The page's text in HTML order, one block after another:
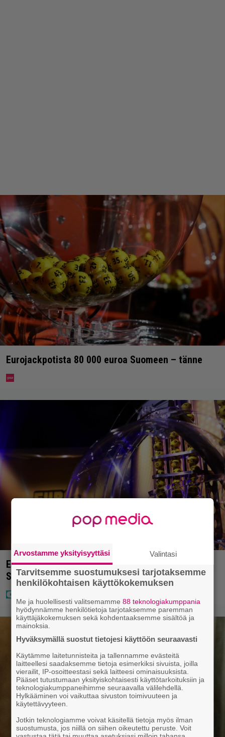
Eurojackpotista 80 000 euroa Suomeen – tänne
Eurojackpotissa poksahti 32,7 miljoonaa, ja tänne
Suomen isoin voitto meni
Arvostamme yksityisyyttäsi Valintasi
Tarvitsemme suostumuksesi tarjotaksemme
henkilökohtaisen käyttökokemuksen
Me ja huolellisesti valitsemamme88 teknologiakumppania
hyödynnämme henkilötietoja tarjotaksemme paremman
käyttäjäkokemuksen sekä kohdentaaksemme sisältöä ja
mainoksia.
Hyväksymällä suostut tietojesi käyttöön seuraavasti
Käytämme laitetunnisteita ja tallennamme evästeitä
laitteellesi saadaksemme tietoja esimerkiksi sivuista, joilla
vierailit, IP-osoitteestasi sekä laitteesi ominaisuuksista.
Pääset tutustumaan yksityiskohtaisesti käyttötarkoituksiin ja
teknologiakumppaneihimme seuraavalla välilehdellä.
Hylkääminen voi vaikuttaa sivuston toimivuuteen ja
käytettävyyteen.
Jotkin teknologiamme voivat käsitellä tietoja myös ilman
suostumusta, jos niillä on siihen oikeutettu peruste. Voit